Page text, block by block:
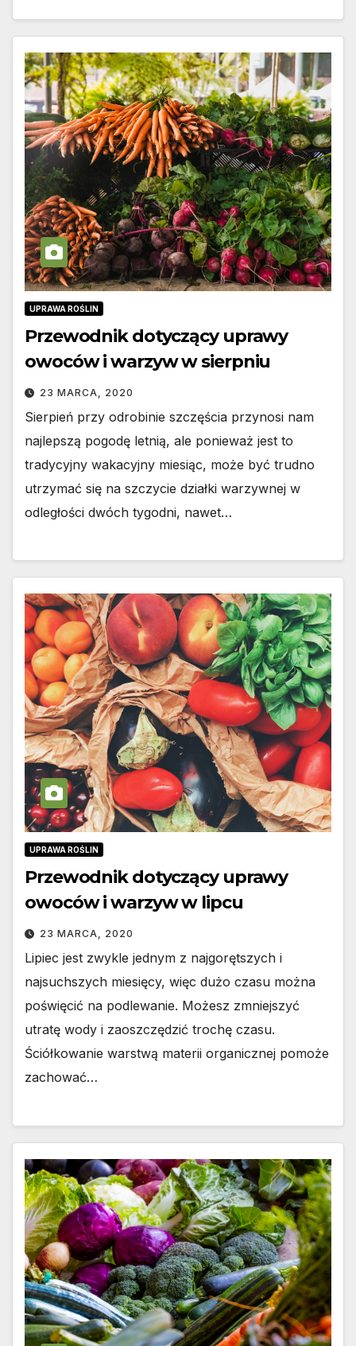
UPRAWA ROŚLIN
Przewodnik dotyczący uprawy
owoców i warzyw w sierpniu
23 MARCA, 2020
Sierpień przy odrobinie szczęścia przynosi nam
najlepszą pogodę letnią, ale ponieważ jest to
tradycyjny wakacyjny miesiąc, może być trudno
utrzymać się na szczycie działki warzywnej w
odległości dwóch tygodni, nawet…
UPRAWA ROŚLIN
Przewodnik dotyczący uprawy
owoców i warzyw w lipcu
23 MARCA, 2020
Lipiec jest zwykle jednym z najgorętszych i
najsuchszych miesięcy, więc dużo czasu można
poświęcić na podlewanie. Możesz zmniejszyć
utratę wody i zaoszczędzić trochę czasu.
Ściółkowanie warstwą materii organicznej pomoże
zachować…